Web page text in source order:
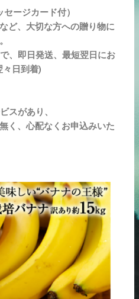
ージカード付）
ど、大切な方への贈り物に
、即日発送、最短翌日にお
々日到着)
スがあり、
く、心配なくお申込みいた